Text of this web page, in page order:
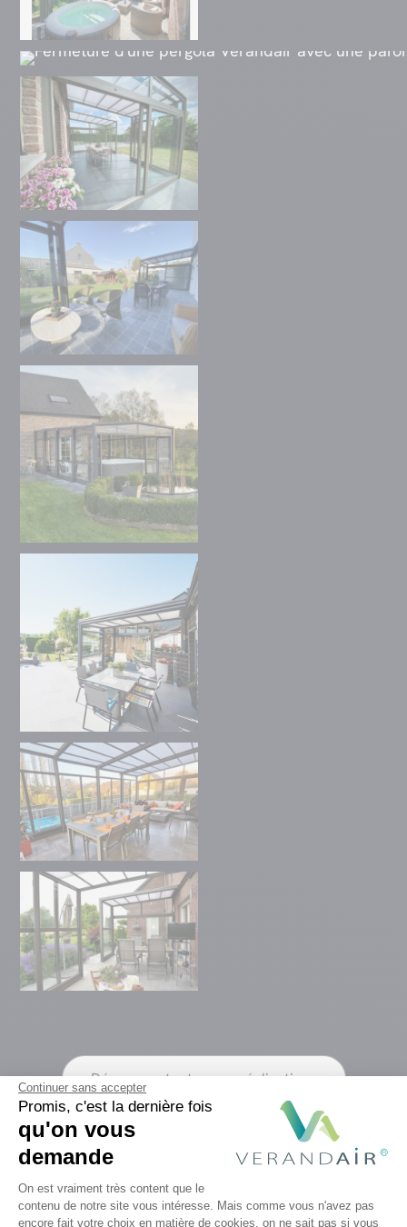
Continuer sans accepter
Promis, c'est la dernière fois
qu'on vous
demande
Plateforme de Gestion du
On est vraiment très content que le
contenu de notre site vous intéresse. Mais comme vous n'avez pas
encore fait votre choix en matière de cookies, on ne sait pas si vous
Découvrez toutes nos réalisations